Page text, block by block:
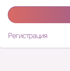
Регистрация